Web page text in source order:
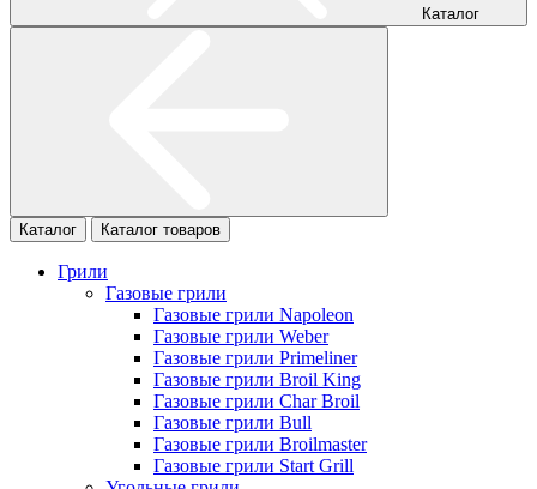
Каталог
Каталог Каталог товаров
Грили
Газовые грили
Газовые грили Napoleon
Газовые грили Weber
Газовые грили Primeliner
Газовые грили Broil King
Газовые грили Char Broil
Газовые грили Bull
Газовые грили Broilmaster
Газовые грили Start Grill